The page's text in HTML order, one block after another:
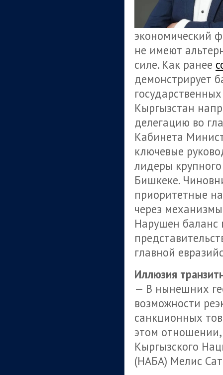
экономический
не имеют
силе. Как ранее
демонстрирует
Кыргызстан
делегацию во
Кабинета
ключевые
лидеры крупного
Бишкеке.
приоритетные
через
Нарушен баланс
главной
Иллюзия
— В нынешних
возможности
санкционных
этом
Кыргызского
(НАБА) Мелис